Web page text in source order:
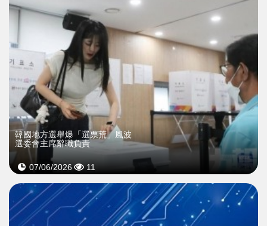
韓國地方選舉爆「選票荒」風波
選委會主席辭職負責
07/06/2026 11